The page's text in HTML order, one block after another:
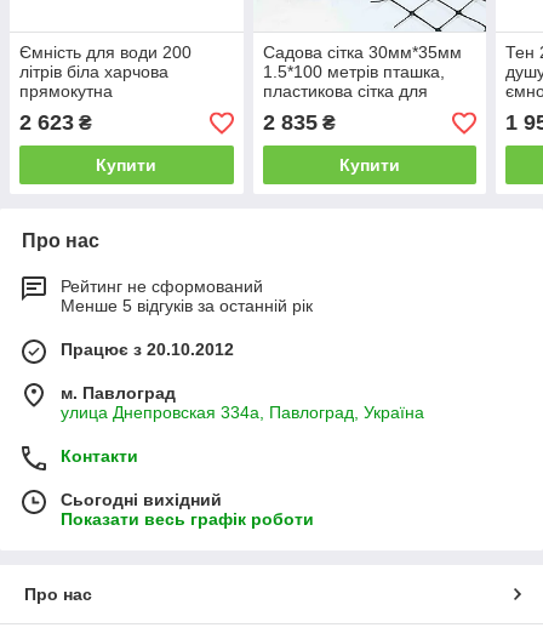
Ємність для води 200
літрів біла харчова
прямокутна
2 623 ₴
Купити
Садова сітка 30мм*35мм
1.5*100 метрів пташка,
пластикова сітка для
огорожі птиці чорна
2 835₴
Купити
Тен
1
Про нас
Рейтинг не сформований
Менше 5 відгуків за останній рік
Працює з 20.10.2012
м. Павлоград
улица Днепровская 334а, Павлоград, Україна
Контакти
Сьогодні вихідний
Показати весь графік роботи
Про нас